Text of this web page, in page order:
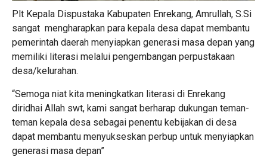
Plt Kepala Dispustaka Kabupaten Enrekang, Amrullah, S.Si
sangat mengharapkan para kepala desa dapat membantu
pemerintah daerah menyiapkan generasi masa depan yang
memiliki literasi melalui pengembangan perpustakaan
desa/kelurahan.
“Semoga niat kita meningkatkan literasi di Enrekang
diridhai Allah swt, kami sangat berharap dukungan teman-
teman kepala desa sebagai penentu kebijakan di desa
dapat membantu menyukseskan perbup untuk menyiapkan
generasi masa depan”